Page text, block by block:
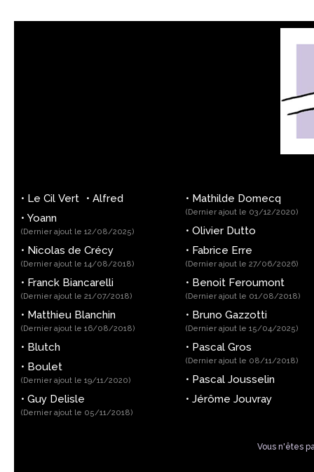
• Le Cil Vert • Alfred
• Yoann
(Dernier ajout le 12/08/2025)
• Nicolas de Crécy
(Dernier ajout le 14/08/2018)
• Franck Biancarelli
(Dernier ajout le 21/07/2018)
• Matthieu Blanchin
(Dernier ajout le 16/08/2018)
• Blutch
• Boulet
(Dernier ajout le 19/11/2020)
• Guy Delisle
(Dernier ajout le 05/11/2018)
• Mathilde Domecq
(Dernier ajout le 03/12/2020)
• Olivier Dutto
• Fabrice Erre
(Dernier ajout le 27/06/2026)
• Benoit Feroumont
(Dernier ajout le 01/08/2018)
• Bruno Gazzotti
(Dernier ajout le 15/04/2025)
• Pascal Gros
(Dernier ajout le 08/11/2018)
• Pascal Jousselin
• Jérôme Jouvray
Vous n'êtes